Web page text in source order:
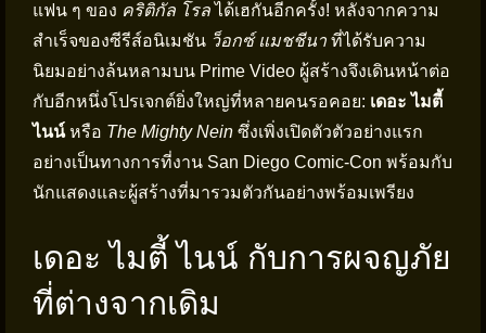
แฟน ๆ ของ คริติกัล โรลได้เฮกันอีกครั้ง! หลังจากความ
สำเร็จของซีรีส์อนิเมชัน ว็อกซ์ แมชชีนา ที่ได้รับความ
นิยมอย่างล้นหลามบน Prime Video ผู้สร้างจึงเดินหน้าต่อ
กับอีกหนึ่งโปรเจกต์ยิ่งใหญ่ที่หลายคนรอคอย: เดอะ ไมตี้
ไนน์หรือ The Mighty Nein ซึ่งเพิ่งเปิดตัวตัวอย่างแรก
อย่างเป็นทางการที่งาน San Diego Comic-Con พร้อมกับ
นักแสดงและผู้สร้างที่มารวมตัวกันอย่างพร้อมเพรียง
เดอะ ไมตี้ ไนน์ กับการผจญภัย
ที่ต่างจากเดิม